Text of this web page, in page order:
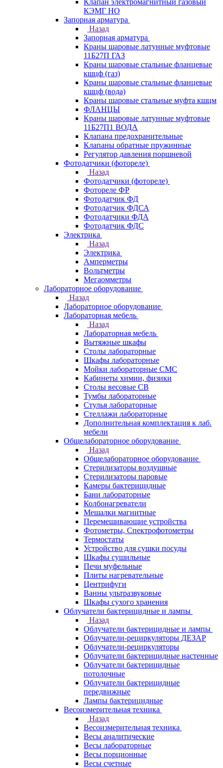
Клапан электромагнитный газовый
КЭМГ НО
Запорная арматура
Назад
Запорная арматура
Краны шаровые латунные муфтовые
11Б27П ГАЗ
Краны шаровые стальные фланцевые
кшцф (газ)
Краны шаровые стальные фланцевые
кшцф (вода)
Краны шаровые стальные муфта кшцм
ФЛАНЦЫ
Краны шаровые латунные муфтовые
11Б27П1 ВОДА
Клапана предохранительные
Клапаны обратные пружинные
Регулятор давления поршневой
Фотодатчики (фотореле)
Назад
Фотодатчики (фотореле)
Фотореле ФР
Фотодатчик ФД
Фотодатчик ФДСА
Фотодатчики ФДА
Фотодатчик ФДС
Электрика
Назад
Электрика
Амперметры
Вольтметры
Мегаомметры
Лабораторное оборудование
Назад
Лабораторное оборудование
Лабораторная мебель
Назад
Лабораторная мебель
Вытяжные шкафы
Столы лабораторные
Шкафы лабораторные
Мойки лабораторные СМС
Кабинеты химии, физики
Столы весовые СВ
Тумбы лабораторные
Стулья лабораторные
Стеллажи лабораторные
Дополнительная комплектация к лаб.
мебели
Общелабораторное оборудование
Назад
Общелабораторное оборудование
Стерилизаторы воздушные
Стерилизаторы паровые
Камеры бактерицидные
Бани лабораторные
Колбонагреватели
Мешалки магнитные
Перемешивающие устройства
Фотометры, Спектрофотометры
Термостаты
Устройство для сушки посуды
Шкафы сушильные
Печи муфельные
Плиты нагревательные
Центрифуги
Ванны ультразвуковые
Шкафы сухого хранения
Облучатели бактерицидные и лампы
Назад
Облучатели бактерицидные и лампы
Облучатели-рециркуляторы ДЕЗАР
Облучатели-рециркуляторы
Облучатели бактерицидные настенные
Облучатели бактерицидные
потолочные
Облучатели бактерицидные
передвижные
Лампы бактерицидные
Весоизмерительная техника
Назад
Весоизмерительная техника
Весы аналитические
Весы лабораторные
Весы порционные
Весы счетные